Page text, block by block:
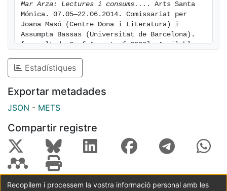
Mar Arza: Lectures i consums... . Arts Santa
Mónica. 07.05—22.06.2014. Comissariat per
Joana Masó (Centre Dona i Literatura) i
Assumpta Bassas (Universitat de Barcelona).
[consulted: 9 of August of 2026]. Available
Estadístiques
Exportar metadades
JSON - METS
Compartir registre
Recopilem i processem la vostra informació personal amb les